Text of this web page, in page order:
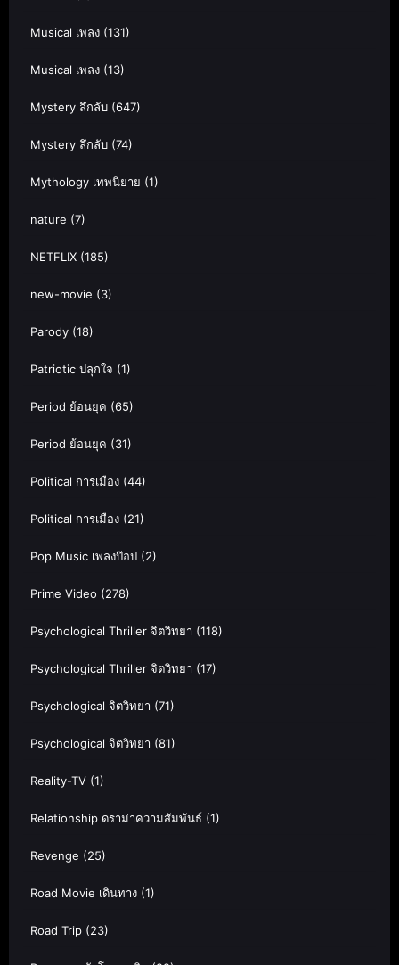
Musical เพลง (131)
Musical เพลง (13)
Mystery ลึกลับ (647)
Mystery ลึกลับ (74)
Mythology เทพนิยาย (1)
nature (7)
NETFLIX (185)
new-movie (3)
Parody (18)
Patriotic ปลุกใจ (1)
Period ย้อนยุค (65)
Period ย้อนยุค (31)
Political การเมือง (44)
Political การเมือง (21)
Pop Music เพลงป๊อป (2)
Prime Video (278)
Psychological Thriller จิตวิทยา (118)
Psychological Thriller จิตวิทยา (17)
Psychological จิตวิทยา (71)
Psychological จิตวิทยา (81)
Reality-TV (1)
Relationship ดราม่าความสัมพันธ์ (1)
Revenge (25)
Road Movie เดินทาง (1)
Road Trip (23)